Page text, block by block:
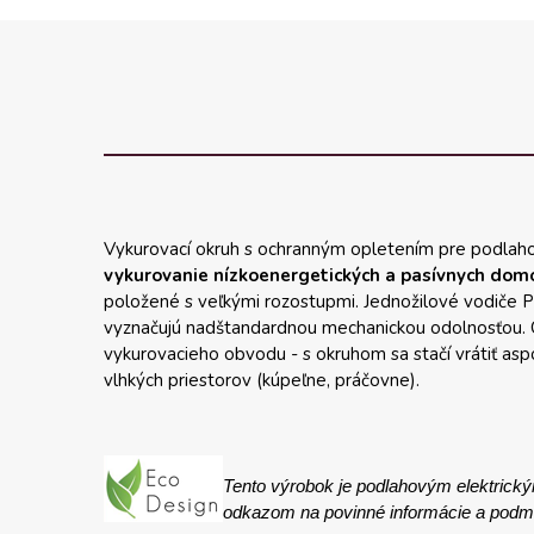
Vykurovací okruh s ochranným opletením pre
vykurovanie nízkoenergetických a pasívnych
položené s veľkými rozostupmi. Jednožilové vodiče
vyznačujú nadštandardnou mechanickou
vykurovacieho obvodu - s okruhom sa stačí vrátiť
vlhkých priestorov (kúpeľne, práčovne).
Tento výrobok je podlahovým
odkazom na povinné informácie a